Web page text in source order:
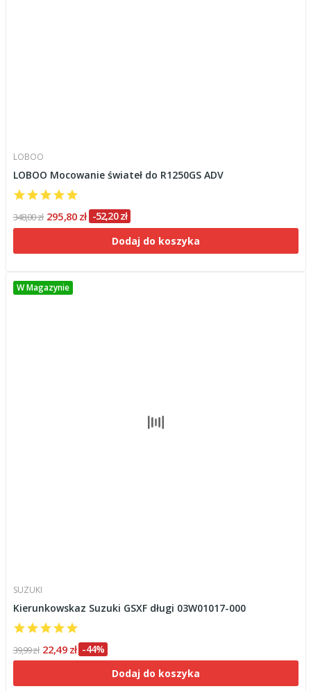
LOBOO
LOBOO Mocowanie świateł do R1250GS ADV
348,00 zł 295,80 zł -52,20 zł
Dodaj do koszyka
W Magazynie
SUZUKI
Kierunkowskaz Suzuki GSXF długi 03W01017-000
39,99 zł 22,49 zł -44%
Dodaj do koszyka